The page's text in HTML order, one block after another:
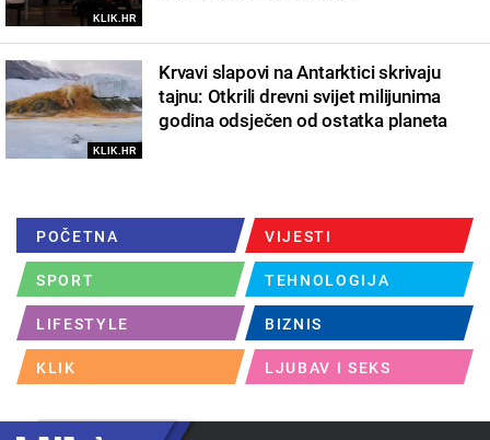
KLIK.HR
KLIK.HR
Krvavi slapovi na Antarktici skrivaju
tajnu: Otkrili drevni svijet milijunima
godina odsječen od ostatka planeta
POČETNA VIJESTI
SPORT TEHNOLOGIJA
LIFESTYLE BIZNIS
KLIK LJUBAV I SEKS